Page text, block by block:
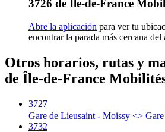
3726 de Île-de-France
Abre la aplicación para ver tu
encontrar la parada más cercana del
Otros horarios, rutas y
de Île-de-France
3727
Gare de Lieusaint - Moissy <>
3732